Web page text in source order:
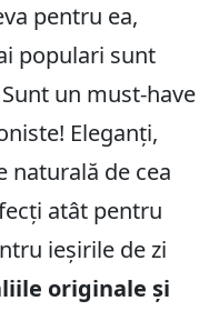
pentru ea,
populari sunt
un must-have
Eleganți,
naturală de cea
atât pentru
ieșirile de zi
originale și